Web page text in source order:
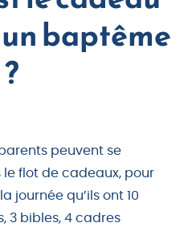
baptême
?
peuvent se
le flot de cadeaux, pour
journée qu’ils ont 10
3 bibles, 4 cadres